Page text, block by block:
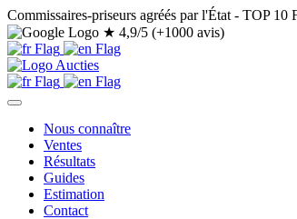
Commissaires-priseurs agréés par l'État - TOP 10
★ 4,9/5 (+1000 avis)
Nous connaître
Ventes
Résultats
Guides
Estimation
Contact